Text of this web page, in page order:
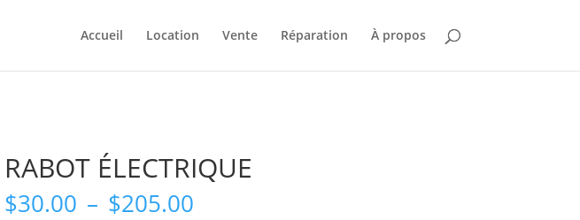
Accueil Location Vente Réparation À propos
RABOT ÉLECTRIQUE
$30.00 – $205.00Plage